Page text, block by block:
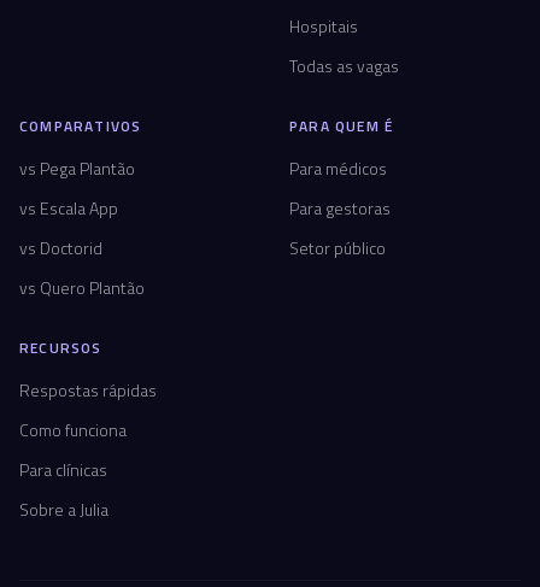
Hospitais
Todas as vagas
COMPARATIVOS
vs Pega Plantão
vs Escala App
vs Doctorid
vs Quero Plantão
PARA QUEM É
Para médicos
Para gestoras
Setor público
RECURSOS
Respostas rápidas
Como funciona
Para clínicas
Sobre a Julia